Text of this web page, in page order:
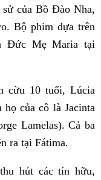
của Bồ Đào Nha,
Bộ phim dựa trên
Đức Mẹ Maria tại
cừu 10 tuổi, Lúcia
của cô là Jacinta
Lamelas). Cả ba
ra tại Fátima.
hút các tín hữu,